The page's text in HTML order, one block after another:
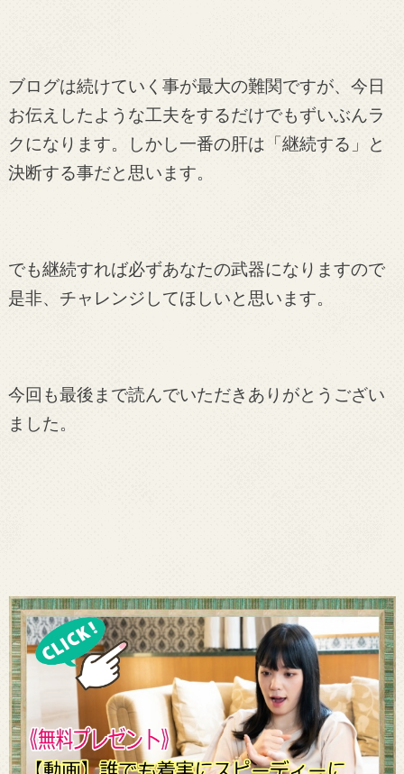
ブログは続けていく事が最大の難関ですが、今日
お伝えしたような工夫をするだけでもずいぶんラ
クになります。しかし一番の肝は「継続する」と
決断する事だと思います。
でも継続すれば必ずあなたの武器になりますので
是非、チャレンジしてほしいと思います。
今回も最後まで読んでいただきありがとうござい
ました。